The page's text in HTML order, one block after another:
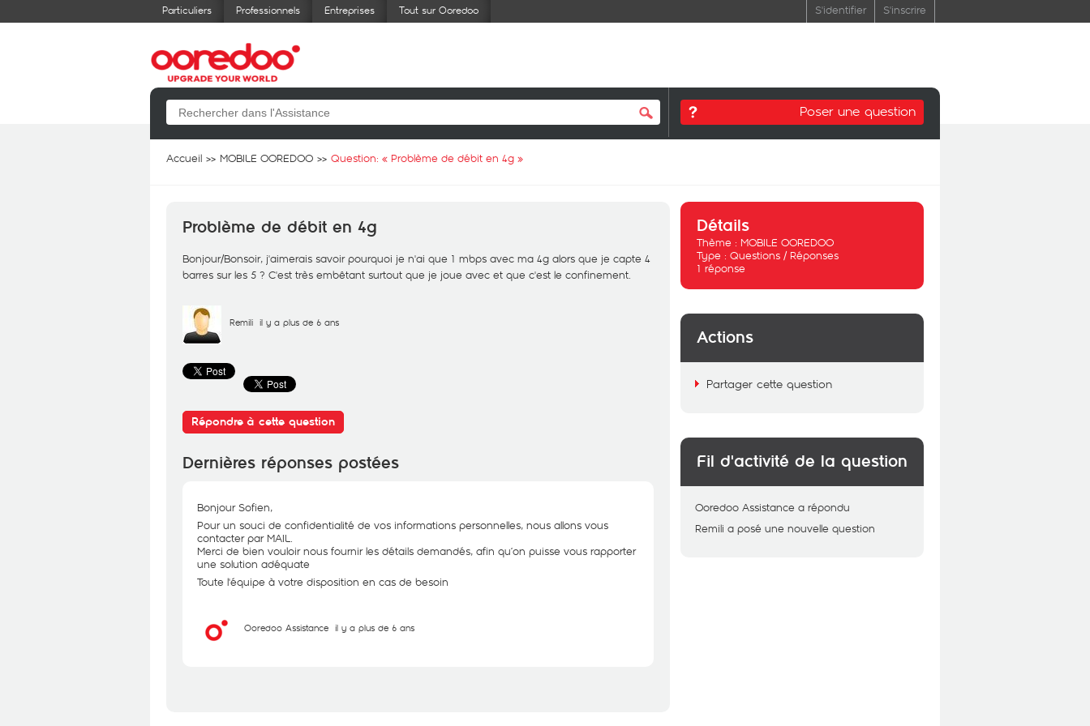
Particuliers Professionnels Entreprises Tout sur Ooredoo S'identifier S'inscrire
Poser une question
Accueil MOBILE OOREDOO Question: « Problème de débit en 4g »
Problème de débit en 4g
Bonjour/Bonsoir, j'aimerais savoir pourquoi je n'ai que 1 mbps avec ma 4g alors que je capte 4
barres sur les 5 ? C'est très embêtant surtout que je joue avec et que c'est le confinement.
Remili il y a plus de 6 ans
Répondre à cette question
Dernières réponses postées
Bonjour Sofien,
Pour un souci de confidentialité de vos informations personnelles, nous allons vous
contacter par MAIL.
Merci de bien vouloir nous fournir les détails demandés, afin qu’on puisse vous rapporter
une solution adéquate
Toute l'équipe à votre disposition en cas de besoin
Ooredoo Assistance il y a plus de 6 ans
Détails
Thème : MOBILE OOREDOO
Type : Questions / Réponses
1 réponse
Actions
Partager cette question
Fil d'activité de la question
Ooredoo Assistance a répondu
Remili a posé une nouvelle question